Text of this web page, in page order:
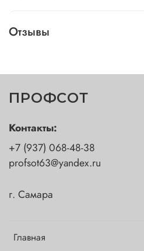
Отзывы
ПРОФСОТ
Главная
Контакты:
+7 (937) 068-48-38
profsot63@yandex.ru
г. Самара